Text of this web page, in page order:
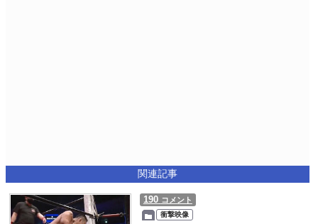
関連記事
190 コメント
衝撃映像